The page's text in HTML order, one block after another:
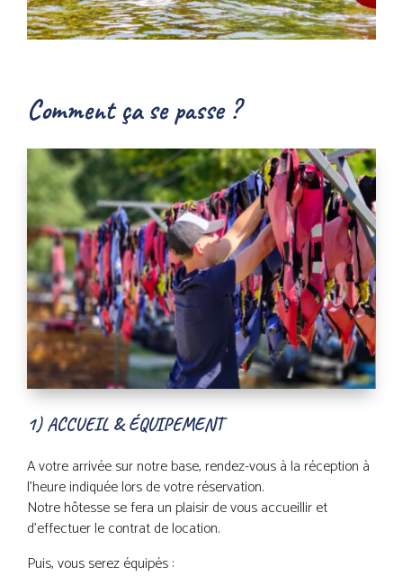
Comment ça se passe ?
1) ACCUEIL & ÉQUIPEMENT
A votre arrivée sur notre base, rendez-vous à la réception à
l’heure indiquée lors de votre réservation.
Notre hôtesse se fera un plaisir de vous accueillir et
d’effectuer le contrat de location.
Puis, vous serez équipés :